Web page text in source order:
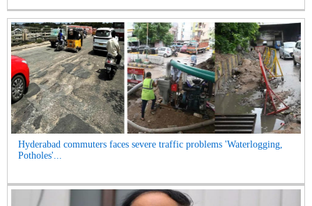
Hyderabad commuters faces severe traffic problems 'Waterlogging,
Potholes'...